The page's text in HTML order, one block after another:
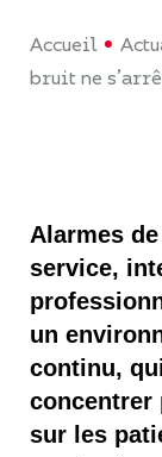
Accueil
bruit ne
Alarmes
service,
un
continu,
concentrer
sur les